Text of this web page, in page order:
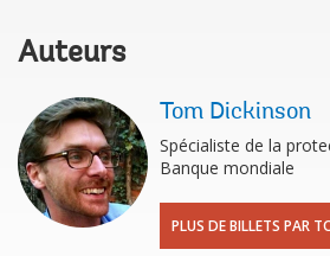
Auteurs
Tom Dickinson
Spécialiste de la
Banque mondiale
PLUS DE BILLETS PAR